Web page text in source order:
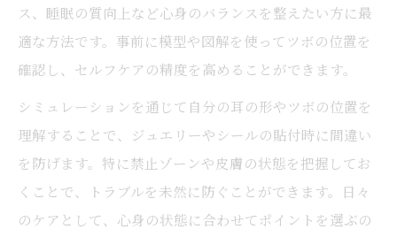
ス、睡眠の質向上など心身のバランスを整えたい方に最
適な方法です。事前に模型や図解を使ってツボの位置を
確認し、セルフケアの精度を高めることができます。
シミュレーションを通じて自分の耳の形やツボの位置を
理解することで、ジュエリーやシールの貼付時に間違い
を防げます。特に禁止ゾーンや皮膚の状態を把握してお
くことで、トラブルを未然に防ぐことができます。日々
のケアとして、心身の状態に合わせてポイントを選ぶの